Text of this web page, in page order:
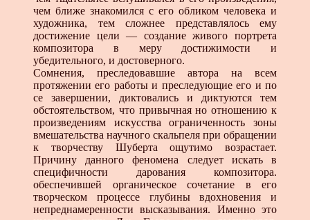
чем ближе знакомился с его обликом человека и
художника, тем сложнее представлялось ему
достижение цели — создание живого портрета
композитора в меру достижимости и
убедительного, и достоверного.
Сомнения, преследовавшие автора на всем
протяжении его работы и преследующие его и по
се завершении, диктовались и диктуются тем
обстоятельством, что привычная но отношению к
произведениям искусства ограниченность зоны
вмешательства научного скальпеля при обращении
к творчеству Шуберта ощутимо возрастает.
Причину данного феномена следует искать в
специфичности дарования композитора.
обеспечившей органическое сочетание в его
творческом процессе глубины вдохновения и
непреднамеренности высказывания. Именно это